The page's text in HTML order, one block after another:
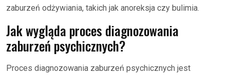
zaburzeń odżywiania, takich jak anoreksja czy bulimia.
Jak wygląda proces diagnozowania
zaburzeń psychicznych?
Proces diagnozowania zaburzeń psychicznych jest